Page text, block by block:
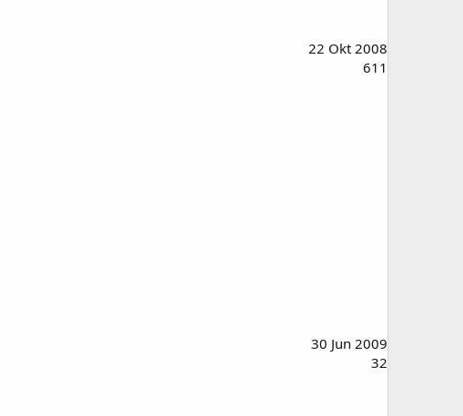
22 Okt 2008
611
30 Jun 2009
32